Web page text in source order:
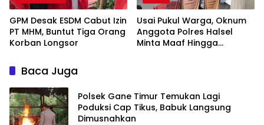
GPM Desak ESDM Cabut Izin
PT MHM, Buntut Tiga Orang
Korban Longsor
Usai Pukul Warga, Oknum
Anggota Polres Halsel
Minta Maaf Hingga
Baca Juga
Polsek Gane Timur Temukan Lagi
Poduksi Cap Tikus, Babuk Langsung
Dimusnahkan